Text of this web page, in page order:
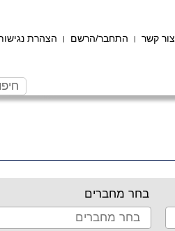
צור קשר | התחבר/הרשם | הצהרת
בחר מחברים